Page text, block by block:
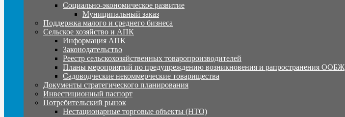
Социально-экономическое развитие
Муниципальный заказ
Поддержка малого и среднего бизнеса
Сельское хозяйство и АПК
Информация АПК
Законодательство
Реестр сельскохозяйственных товаропроизводителей
Планы мероприятий по предупреждению возникновения и рапространения ООБЖ
Садоводческие некоммерческие товарищества
Документы стратегического планирования
Инвестиционный паспорт
Потребительский рынок
Нестационарные торговые объекты (НТО)